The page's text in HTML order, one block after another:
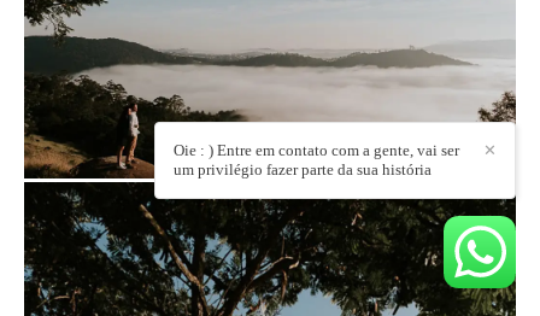
✕
Oie : ) Entre em contato com a gente, vai ser
um privilégio fazer parte da sua história